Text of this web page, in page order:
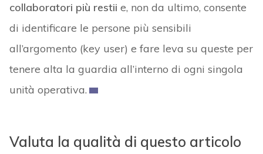
collaboratori più restii e, non da ultimo, consente
di identificare le persone più sensibili
all’argomento (key user) e fare leva su queste per
tenere alta la guardia all’interno di ogni singola
unità operativa.
Valuta la qualità di questo articolo